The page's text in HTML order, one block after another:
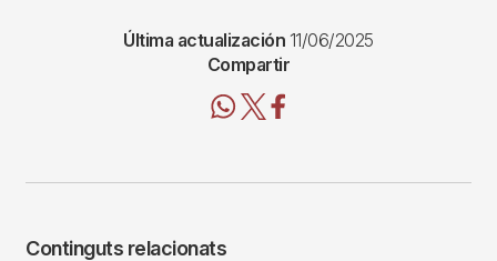
Última actualización 11/06/2025
Compartir
Continguts relacionats